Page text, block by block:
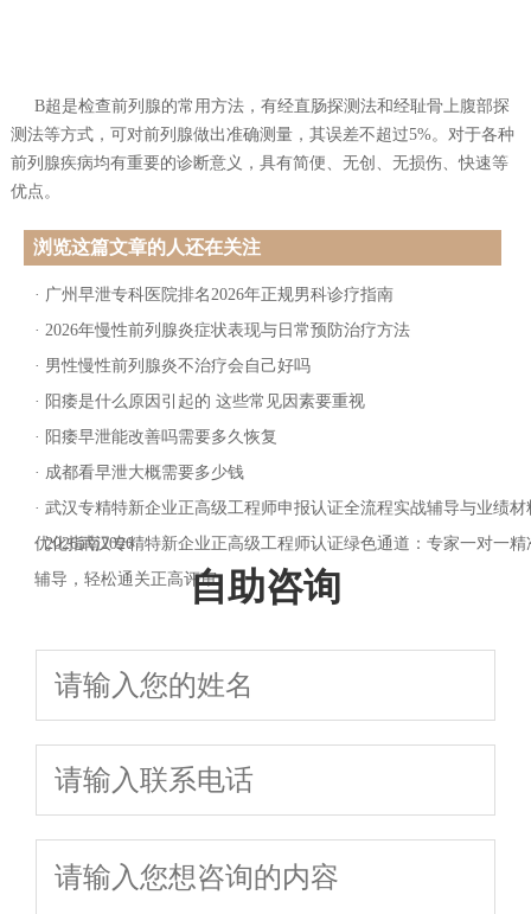
B超是检查前列腺的常用方法，有经直肠探测法和经耻骨上腹部探
测法等方式，可对前列腺做出准确测量，其误差不超过5%。对于各种
前列腺疾病均有重要的诊断意义，具有简便、无创、无损伤、快速等
优点。
浏览这篇文章的人还在关注
· 广州早泄专科医院排名2026年正规男科诊疗指南
· 2026年慢性前列腺炎症状表现与日常预防治疗方法
· 男性慢性前列腺炎不治疗会自己好吗
· 阳痿是什么原因引起的 这些常见因素要重视
· 阳痿早泄能改善吗需要多久恢复
· 成都看早泄大概需要多少钱
· 武汉专精特新企业正高级工程师申报认证全流程实战辅导与业绩材
优化指南2026
·2026武汉专精特新企业正高级工程师认证绿色通道：专家一对一精
辅导，轻松通关正高评审自助咨询